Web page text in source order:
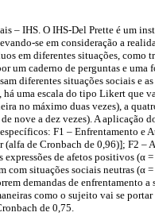
– IHS. O IHS-Del Prette é um
se em consideração a
em diferentes situações, como
um caderno de perguntas e uma
diferentes situações sociais e
há uma escala do tipo Likert que
no máximo duas vezes), a
de nove a dez vezes). A
F1 – Enfrentamento e
de Cronbach de 0,96)]; F2 –
expressões de afetos positivos
com situações sociais neutras
demandas de
como o sujeito vai se
de 0,75.